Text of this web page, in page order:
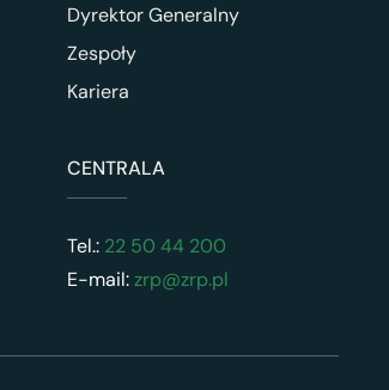
Dyrektor Generalny
Zespoły
Kariera
CENTRALA
Tel.:22 50 44 200
E-mail:zrp@zrp.pl